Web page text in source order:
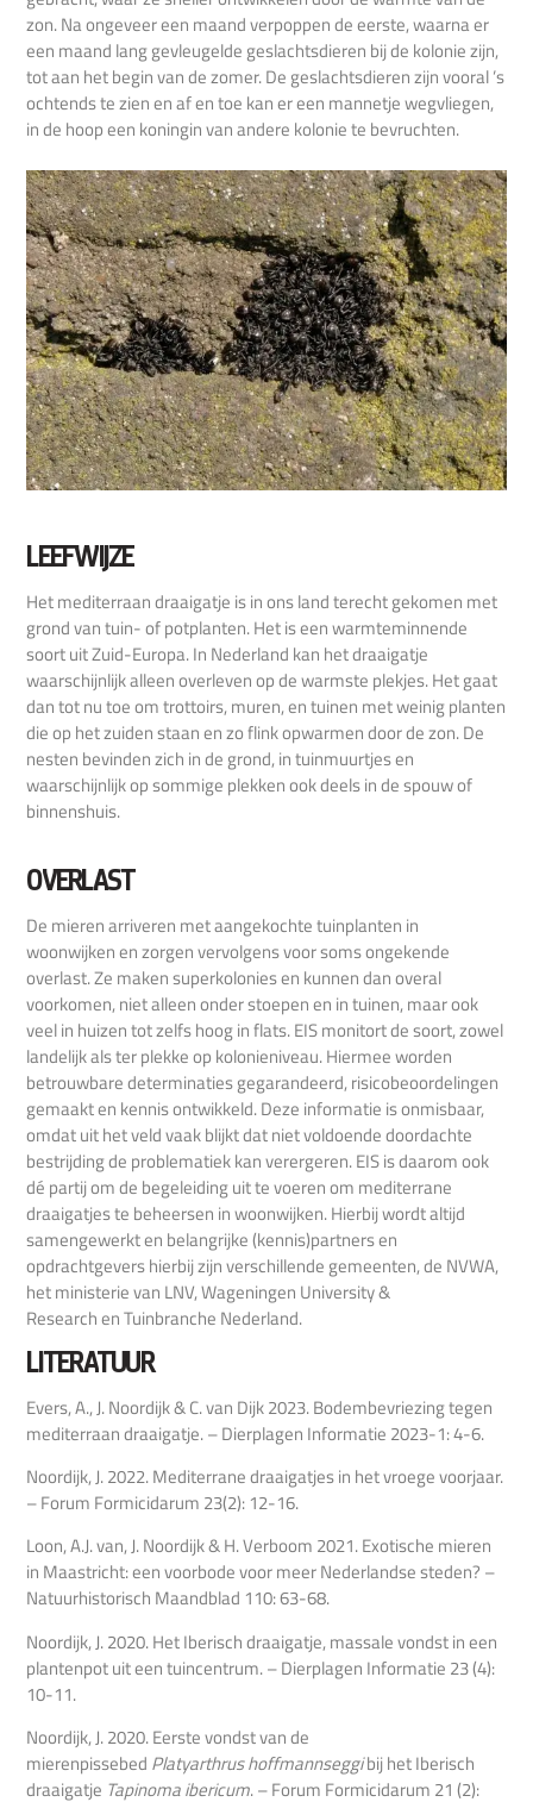
zon. Na ongeveer een maand verpoppen de eerste, waarna er
een maand lang gevleugelde geslachtsdieren bij de kolonie zijn,
tot aan het begin van de zomer. De geslachtsdieren zijn vooral ’s
ochtends te zien en af en toe kan er een mannetje wegvliegen,
in de hoop een koningin van andere kolonie te bevruchten.
LEEFWIJZE
Het mediterraan draaigatje is in ons land terecht gekomen met
grond van tuin- of potplanten. Het is een warmteminnende
soort uit Zuid-Europa. In Nederland kan het draaigatje
waarschijnlijk alleen overleven op de warmste plekjes. Het gaat
dan tot nu toe om trottoirs, muren, en tuinen met weinig planten
die op het zuiden staan en zo flink opwarmen door de zon. De
nesten bevinden zich in de grond, in tuinmuurtjes en
waarschijnlijk op sommige plekken ook deels in de spouw of
binnenshuis.
OVERLAST
De mieren arriveren met aangekochte tuinplanten in
woonwijken en zorgen vervolgens voor soms ongekende
overlast. Ze maken superkolonies en kunnen dan overal
voorkomen, niet alleen onder stoepen en in tuinen, maar ook
veel in huizen tot zelfs hoog in flats. EIS monitort de soort, zowel
landelijk als ter plekke op kolonieniveau. Hiermee worden
betrouwbare determinaties gegarandeerd, risicobeoordelingen
gemaakt en kennis ontwikkeld. Deze informatie is onmisbaar,
omdat uit het veld vaak blijkt dat niet voldoende doordachte
bestrijding de problematiek kan verergeren. EIS is daarom ook
dé partij om de begeleiding uit te voeren om mediterrane
draaigatjes te beheersen in woonwijken. Hierbij wordt altijd
samengewerkt en belangrijke (kennis)partners en
opdrachtgevers hierbij zijn verschillende gemeenten, de NVWA,
het ministerie van LNV, Wageningen University &
Research en Tuinbranche Nederland.
LITERATUUR
Evers, A., J. Noordijk & C. van Dijk 2023. Bodembevriezing tegen
mediterraan draaigatje. – Dierplagen Informatie 2023-1: 4-6.
Noordijk, J. 2022. Mediterrane draaigatjes in het vroege voorjaar.
– Forum Formicidarum 23(2): 12-16.
Loon, A.J. van, J. Noordijk & H. Verboom 2021. Exotische mieren
in Maastricht: een voorbode voor meer Nederlandse steden? –
Natuurhistorisch Maandblad 110: 63-68.
Noordijk, J. 2020. Het Iberisch draaigatje, massale vondst in een
plantenpot uit een tuincentrum. – Dierplagen Informatie 23 (4):
10-11.
Noordijk, J. 2020. Eerste vondst van de
mierenpissebed Platyarthrus hoffmannseggibij het Iberisch
draaigatje Tapinoma ibericum. – Forum Formicidarum 21 (2):